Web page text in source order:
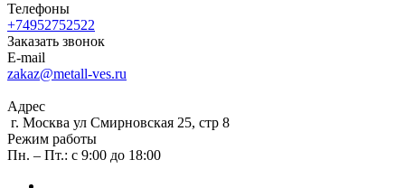
Телефоны
+74952752522
Заказать звонок
E-mail
zakaz@metall-ves.ru
Адрес
г. Москва ул Смирновская 25, стр 8
Режим работы
Пн. – Пт.: с 9:00 до 18:00